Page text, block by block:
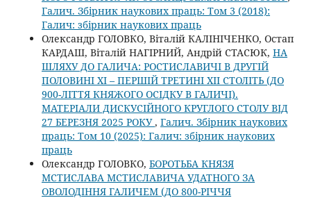
Галич. Збірник наукових праць: Том 3 (2018):
Галич: збірник наукових праць
Олександр ГОЛОВКО, Віталій КАЛІНІЧЕНКО, Остап
КАРДАШ, Віталій НАГІРНИЙ, Андрій СТАСЮК, НА
ШЛЯХУ ДО ГАЛИЧА: РОСТИСЛАВИЧІ В ДРУГІЙ
ПОЛОВИНІ ХІ – ПЕРШІЙ ТРЕТИНІ ХІІ СТОЛІТЬ (ДО
900-ЛІТТЯ КНЯЖОГО ОСІДКУ В ГАЛИЧІ).
МАТЕРІАЛИ ДИСКУСІЙНОГО КРУГЛОГО СТОЛУ ВІД
27 БЕРЕЗНЯ 2025 РОКУ, Галич. Збірник наукових
праць: Том 10 (2025): Галич: збірник наукових
праць
Олександр ГОЛОВКО, БОРОТЬБА КНЯЗЯ
МСТИСЛАВА МСТИСЛАВИЧА УДАТНОГО ЗА
ОВОЛОДІННЯ ГАЛИЧЕМ (ДО 800-РІЧЧЯ